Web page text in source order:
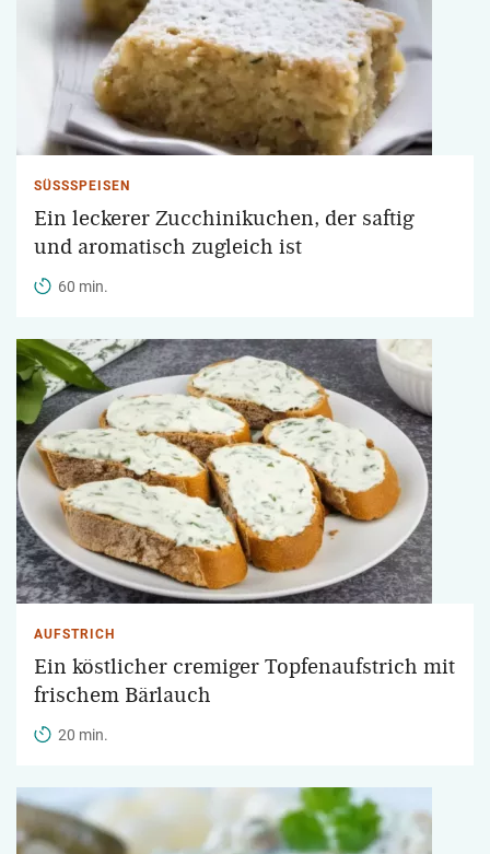
SÜSSSPEISEN
Ein leckerer Zucchinikuchen, der saftig
und aromatisch zugleich ist
60 min.
AUFSTRICH
Ein köstlicher cremiger Topfenaufstrich mit
frischem Bärlauch
20 min.